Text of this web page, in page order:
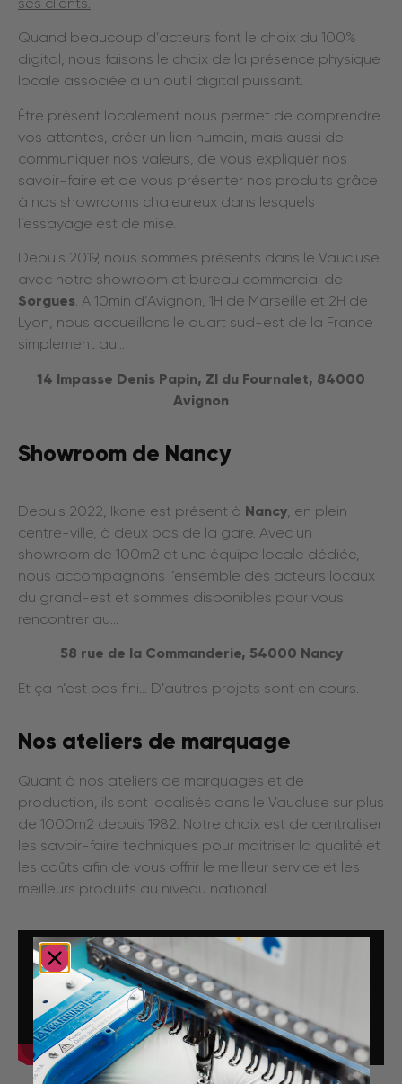
Quand beaucoup d’acteurs font le choix du 100%
digital, nous faisons le choix de la présence physique
locale associée à un outil digital puissant.
Être présent localement nous permet de comprendre
vos attentes, créer un lien humain, mais aussi de
communiquer nos valeurs, de vous expliquer nos
savoir-faire et de vous présenter nos produits grâce
à nos showrooms chaleureux dans lesquels
l’essayage est de mise.
Depuis 2019, nous sommes présents dans le Vaucluse
avec notre showroom et bureau commercial de
Sorgues. A 10min d’Avignon, 1H de Marseille et 2H de
Lyon, nous accueillons le quart sud-est de la France
simplement au…
14 Impasse Denis Papin, ZI du Fournalet, 84000
Avignon
Showroom de Nancy
Depuis 2022, Ikone est présent à Nancy, en plein
centre-ville, à deux pas de la gare. Avec un
showroom de 100m2 et une équipe locale dédiée,
nous accompagnons l’ensemble des acteurs locaux
du grand-est et sommes disponibles pour vous
rencontrer au…
58 rue de la Commanderie, 54000 Nancy
Et ça n’est pas fini… D’autres projets sont en cours.
Nos ateliers de marquage
Quant à nos ateliers de marquages et de
production, ils sont localisés dans le Vaucluse sur plus
de 1000m2 depuis 1982. Notre choix est de centraliser
les savoir-faire techniques pour maitriser la qualité et
les coûts afin de vous offrir le meilleur service et les
meilleurs produits au niveau national.